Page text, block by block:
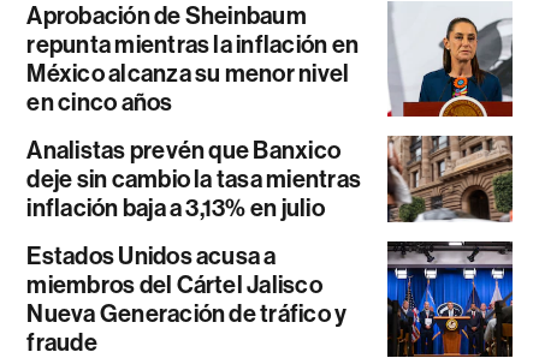
Aprobación de Sheinbaum
repunta mientras la inflación en
México alcanza su menor nivel
en cinco años
Analistas prevén que Banxico
deje sin cambio la tasa mientras
inflación baja a 3,13% en julio
Estados Unidos acusa a
miembros del Cártel Jalisco
Nueva Generación de tráfico y
fraude